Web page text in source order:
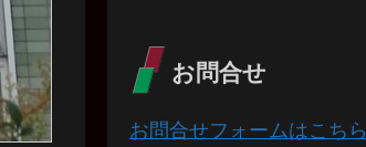
お問合せ
お問合せフォームはこちら